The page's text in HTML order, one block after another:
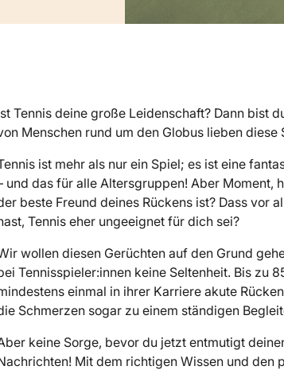
Tennis deine große Leidenschaft? Dann bist
Menschen rund um den Globus lieben diese
ist mehr als nur ein Spiel; es ist eine
und das für alle Altersgruppen! Aber Moment,
beste Freund deines Rückens ist? Dass vor
Tennis eher ungeeignet für dich sei?
wollen diesen Gerüchten auf den Grund
Tennisspieler:innen keine Seltenheit. Bis zu
einmal in ihrer Karriere akute
Schmerzen sogar zu einem ständigen
keine Sorge, bevor du jetzt entmutigt
Mit dem richtigen Wissen und den